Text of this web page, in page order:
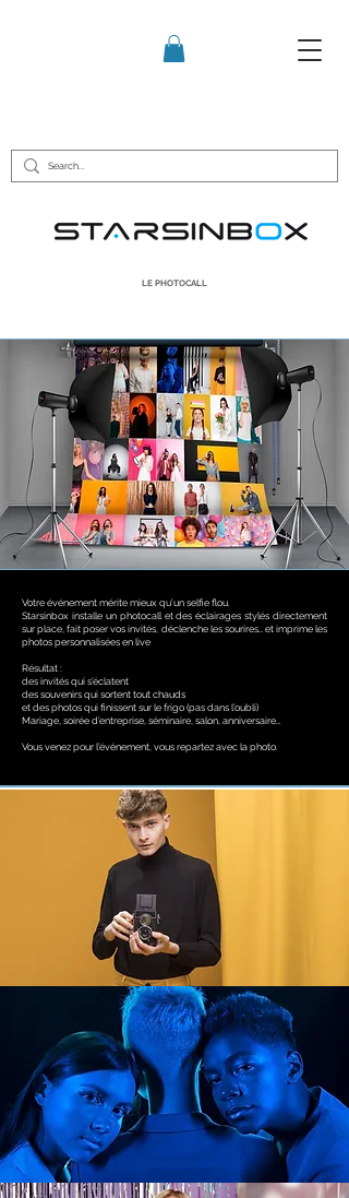
LE PHOTOCALL
Votre événement mérite mieux qu’un selfie flou.
Starsinbox installe un photocall et des éclairages stylés directement
sur place, fait poser vos invités, déclenche les sourires… et imprime les
photos personnalisées en live
Résultat :
des invités qui s’éclatent
des souvenirs qui sortent tout chauds
et des photos qui finissent sur le frigo (pas dans l’oubli)
Mariage, soirée d’entreprise, séminaire, salon, anniversaire…
Vous venez pour l’événement, vous repartez avec la photo.